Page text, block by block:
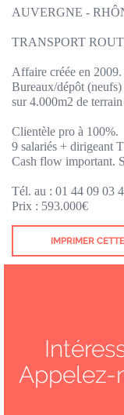
AUVERGNE -
TRANSPORT
Affaire créée en
Bureaux/dépôt
sur 4.000m2 de
Clientèle pro à 100%.
9 salariés + dirigeant
Cash flow important.
Tél. au : 01 44 09 03
Prix : 593.000€
IMPRIMER
Appelez-